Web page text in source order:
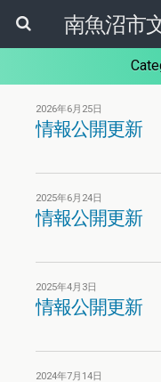
2026年6月25日
情報公開更新
2025年6月24日
情報公開更新
2025年4月3日
情報公開更新
2024年7月14日